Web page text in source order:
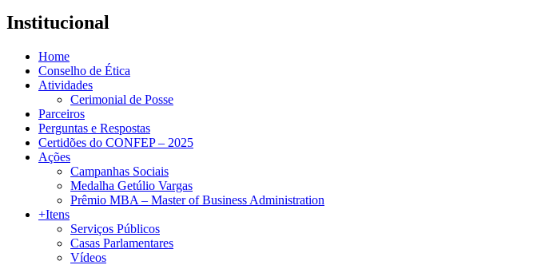
Institucional
Home
Conselho de Ética
Atividades
Cerimonial de Posse
Parceiros
Perguntas e Respostas
Certidões do CONFEP – 2025
Ações
Campanhas Sociais
Medalha Getúlio Vargas
Prêmio MBA – Master of Business Administration
+Itens
Serviços Públicos
Casas Parlamentares
Vídeos